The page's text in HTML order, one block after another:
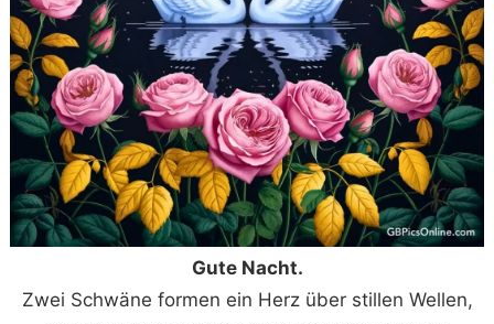
Gute Nacht.
Zwei Schwäne formen ein Herz über stillen Wellen,